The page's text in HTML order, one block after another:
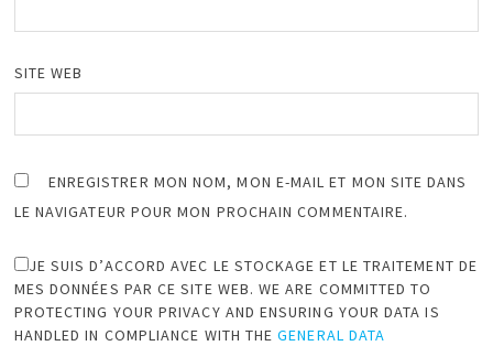
SITE WEB
ENREGISTRER MON NOM, MON E-MAIL ET MON SITE DANS
LE NAVIGATEUR POUR MON PROCHAIN COMMENTAIRE.
JE SUIS D’ACCORD AVEC LE STOCKAGE ET LE TRAITEMENT DE
MES DONNÉES PAR CE SITE WEB. WE ARE COMMITTED TO
PROTECTING YOUR PRIVACY AND ENSURING YOUR DATA IS
HANDLED IN COMPLIANCE WITH THEGENERAL DATA